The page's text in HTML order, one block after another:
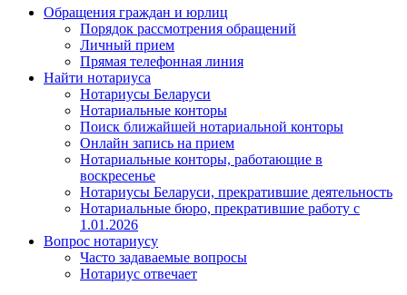
Обращения граждан и юрлиц
Порядок рассмотрения обращений
Личный прием
Прямая телефонная линия
Найти нотариуса
Нотариусы Беларуси
Нотариальные конторы
Поиск ближайшей нотариальной конторы
Онлайн запись на прием
Нотариальные конторы, работающие в
воскресенье
Нотариусы Беларуси, прекратившие деятельность
Нотариальные бюро, прекратившие работу с
1.01.2026
Вопрос нотариусу
Часто задаваемые вопросы
Нотариус отвечает